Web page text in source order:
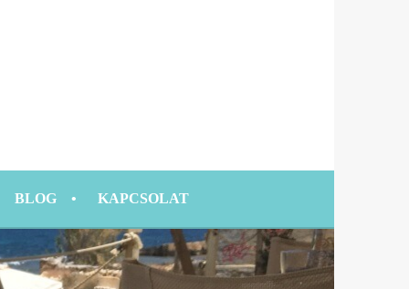
BLOG KAPCSOLAT